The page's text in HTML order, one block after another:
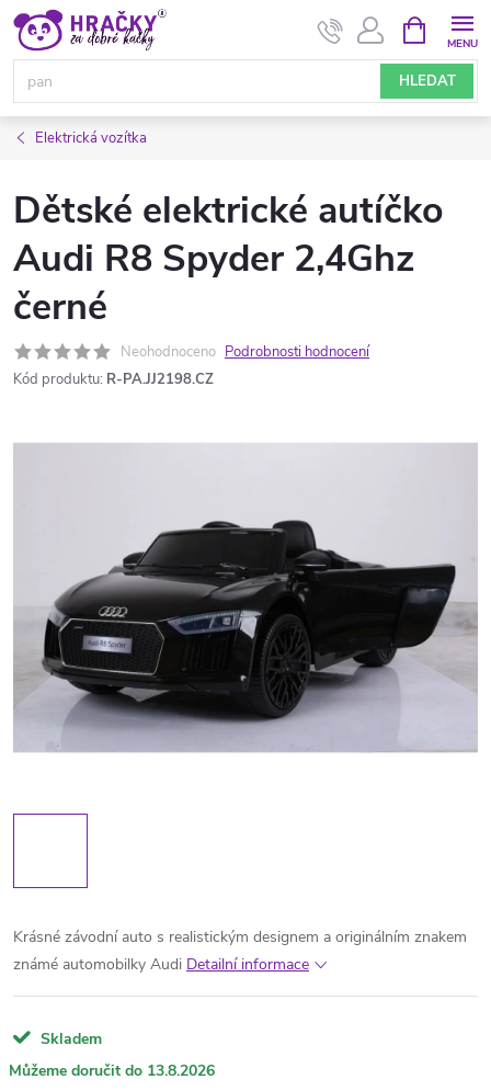
Přejít
obsah
HLEDAT
NÁKUPNÍ
KOŠÍK
Elektrická vozítka
Dětské elektrické autíčko
Audi R8 Spyder 2,4Ghz
černé
Neohodnoceno Podrobnosti hodnocení
Kód produktu: R-PA.JJ2198.CZ
Krásné závodní auto s realistickým designem a originálním znakem
známé automobilky Audi Detailní informace
Skladem
13.8.2026